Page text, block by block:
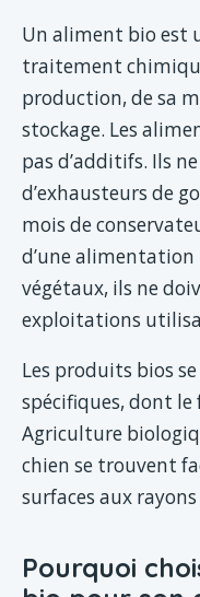
Un aliment bio est
traitement
production, de sa
stockage. Les
pas d’additifs. Ils
d’exhausteurs de
mois de
d’une
végétaux, ils ne
exploitations
Les produits bios
spécifiques, dont le
Agriculture
chien se trouvent
surfaces aux
Pourquoi